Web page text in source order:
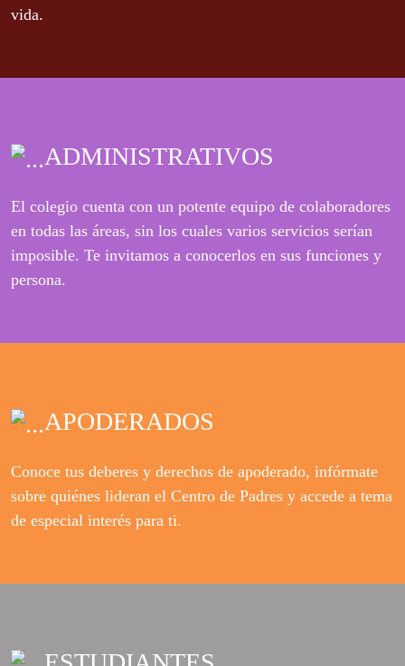
vida.
ADMINISTRATIVOS
El colegio cuenta con un potente equipo de colaboradores
en todas las áreas, sin los cuales varios servicios serían
imposible. Te invitamos a conocerlos en sus funciones y
persona.
APODERADOS
Conoce tus deberes y derechos de apoderado, infórmate
sobre quiénes lideran el Centro de Padres y accede a tema
de especial interés para ti.